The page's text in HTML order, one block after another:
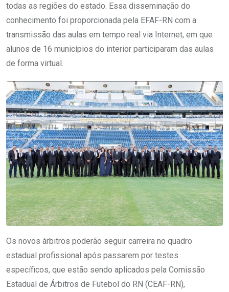
todas as regiões do estado. Essa disseminação do
conhecimento foi proporcionada pela EFAF-RN com a
transmissão das aulas em tempo real via Internet, em que
alunos de 16 municípios do interior participaram das aulas
de forma virtual.
Os novos árbitros poderão seguir carreira no quadro
estadual profissional após passarem por testes
específicos, que estão sendo aplicados pela Comissão
Estadual de Árbitros de Futebol do RN (CEAF-RN),